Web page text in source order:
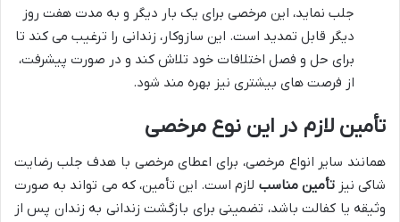
جلب نماید، این مرخصی برای یک بار دیگر و به مدت هفت روز
دیگر قابل تمدید است. این سازوکار، زندانی را ترغیب می کند تا
برای حل و فصل اختلافات خود تلاش کند و در صورت پیشرفت،
از فرصت های بیشتری نیز بهره مند شود.
تأمین لازم در این نوع مرخصی
همانند سایر انواع مرخصی، برای اعطای مرخصی با هدف جلب رضایت
شاکی نیزتأمین مناسب لازم است. این تأمین، که می تواند به صورت
وثیقه یا کفالت باشد، تضمینی برای بازگشت زندانی به زندان پس از